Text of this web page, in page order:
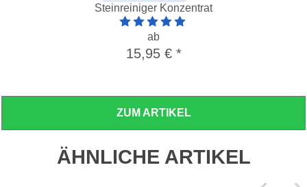
Steinreiniger Konzentrat
Artikelbewertung: 5 von 5 Sterne
ab
15,95 € *
ZUM ARTIKEL
ÄHNLICHE ARTIKEL